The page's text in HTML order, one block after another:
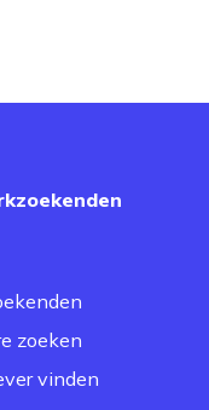
zoeken
vinden